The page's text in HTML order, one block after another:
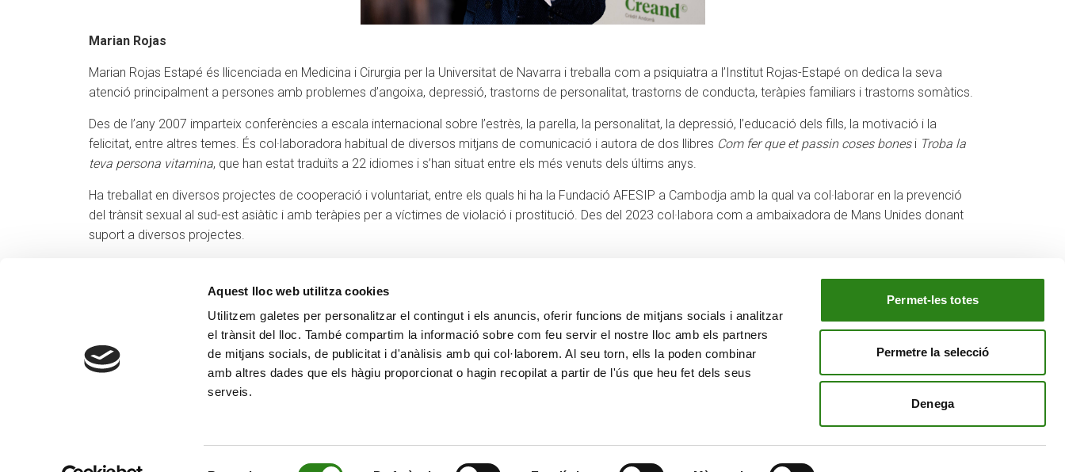
Aquest lloc web utilitza cookies
Utilitzem galetes per personalitzar el contingut i els anuncis, oferir funcions de mitjans socials i analitzar
el trànsit del lloc. També compartim la informació sobre com feu servir el nostre lloc amb els partners
de mitjans socials, de publicitat i d'anàlisis amb qui col·laborem. Al seu torn, ells la poden combinar
amb altres dades que els hàgiu proporcionat o hagin recopilat a partir de l'ús que heu fet dels seus
serveis.
Permet-les totes
Permetre la selecció
Denega
Marian Rojas
Marian Rojas Estapé és llicenciada en Medicina i Cirurgia per la Universitat de Navarra i treballa com a psiquiatra a l’Institut Rojas-Estapé on dedica la seva
atenció principalment a persones amb problemes d’angoixa, depressió, trastorns de personalitat, trastorns de conducta, teràpies familiars i trastorns somàtics.
Des de l’any 2007 imparteix conferències a escala internacional sobre l’estrès, la parella, la personalitat, la depressió, l’educació dels fills, la motivació i la
felicitat, entre altres temes. És col·laboradora habitual de diversos mitjans de comunicació i autora de dos llibres Com fer que et passin coses bones i Troba la
teva persona vitamina, que han estat traduïts a 22 idiomes i s’han situat entre els més venuts dels últims anys.
Ha treballat en diversos projectes de cooperació i voluntariat, entre els quals hi ha la Fundació AFESIP a Cambodja amb la qual va col·laborar en la prevenció
del trànsit sexual al sud-est asiàtic i amb teràpies per a víctimes de violació i prostitució. Des del 2023 col·labora com a ambaixadora de Mans Unides donant
suport a diversos projectes.
CONTACTE
+376 88 88 88
MÉS CREAND
Govern Corporatiu
Actualitat
EL NOSTRE GRUP
Creand Wealth & Securities Luxemburg
Creand Wealth Management EE. UU.